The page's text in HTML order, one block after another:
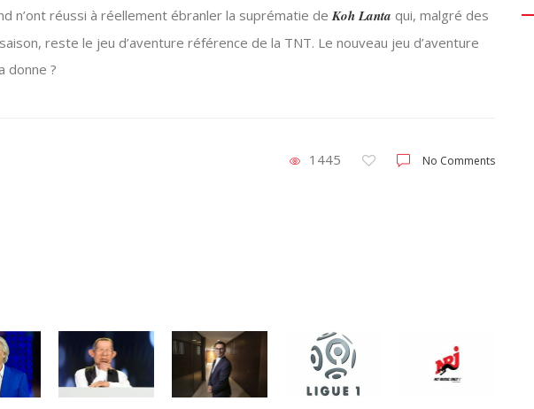
n’ont réussi à réellement ébranler la suprématie deKoh Lanta qui, malgré des
reste le jeu d’aventure référence de la TNT. Le nouveau jeu d’aventure
donne ?
1445 No Comments